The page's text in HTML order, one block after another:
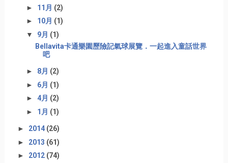
► 11月 (2)
► 10月 (1)
▼ 9月 (1)
Bellavita卡通樂園歷險記氣球展覽．一起進入童話世界
吧
► 8月 (2)
► 6月 (1)
► 4月 (2)
► 1月 (1)
► 2014 (26)
► 2013 (61)
► 2012 (74)